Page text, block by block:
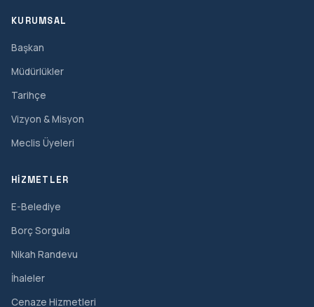
KURUMSAL
Başkan
Müdürlükler
Tarihçe
Vizyon & Misyon
Meclis Üyeleri
HIZMETLER
E-Belediye
Borç Sorgula
Nikah Randevu
İhaleler
Cenaze Hizmetleri